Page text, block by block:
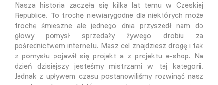
Nasza historia zaczęła się kilka lat temu w Czeskiej
Republice. To trochę niewiarygodne dla niektórych może
trochę śmieszne ale jednego dnia przyszedł nam do
głowy pomysł sprzedaży żywego drobiu za
pośrednictwem internetu. Masz cel znajdziesz drogę i tak
z pomysłu pojawił się projekt a z projektu e-shop. Na
dzień dzisiejszy jesteśmy mistrzami w tej kategorii.
Jednak z upływem czasu postanowiliśmy rozwinąć nasz